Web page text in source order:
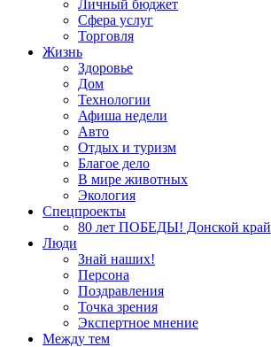
Личный бюджет
Сфера услуг
Торговля
Жизнь
Здоровье
Дом
Технологии
Афиша недели
Авто
Отдых и туризм
Благое дело
В мире животных
Экология
Спецпроекты
80 лет ПОБЕДЫ! Донской край
Люди
Знай наших!
Персона
Поздравления
Точка зрения
Экспертное мнение
Между тем